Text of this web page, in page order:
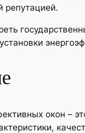
репутацией.
окон –